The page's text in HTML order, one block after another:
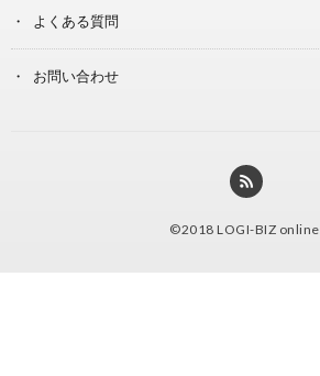
よくある質問
お問い合わせ
©2018 LOGI-BIZ online